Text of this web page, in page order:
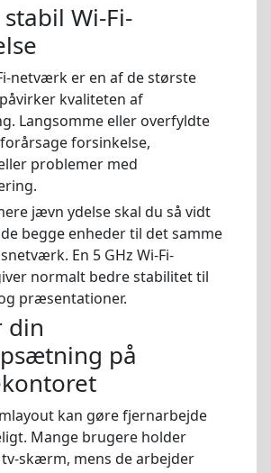
Wi-Fi-
netværk er en af de største
kvaliteten af
Langsomme eller overfyldte
forsinkelse,
problemer med
jævn ydelse skal du så vidt
begge enheder til det samme
En 5 GHz Wi-Fi-
normalt bedre stabilitet til
præsentationer.
din
på
kan gøre fjernarbejde
Mange brugere holder
skærm, mens de arbejder